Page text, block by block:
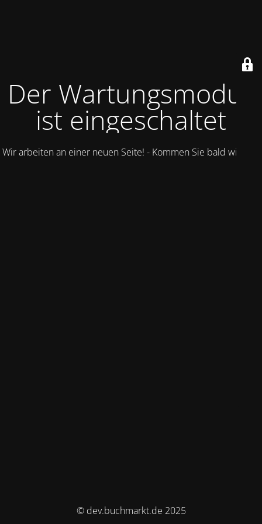
Der Wartungsmodus
ist eingeschaltet
Wir arbeiten an einer neuen Seite! - Kommen Sie bald wieder.
© dev.buchmarkt.de 2025